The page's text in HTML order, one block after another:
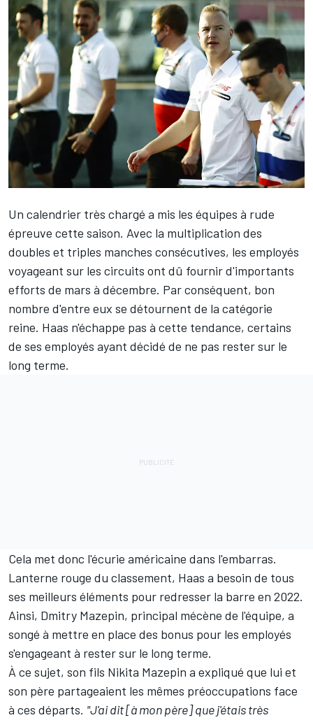
Un calendrier très chargé a mis les équipes à rude
épreuve cette saison. Avec la multiplication des
doubles et triples manches consécutives, les employés
voyageant sur les circuits ont dû fournir d'importants
efforts de mars à décembre. Par conséquent, bon
nombre d'entre eux se détournent de la catégorie
reine. Haas n'échappe pas à cette tendance, certains
de ses employés ayant décidé de ne pas rester sur le
long terme.
Cela met donc l'écurie américaine dans l'embarras.
Lanterne rouge du classement, Haas a besoin de tous
ses meilleurs éléments pour redresser la barre en 2022.
Ainsi, Dmitry Mazepin, principal mécène de l'équipe, a
songé à mettre en place des bonus pour les employés
s'engageant à rester sur le long terme.
À ce sujet, son fils Nikita Mazepin a expliqué que lui et
son père partageaient les mêmes préoccupations face
à ces départs. "J'ai dit [à mon père] que j'étais très